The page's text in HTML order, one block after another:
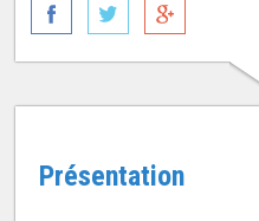
Présentation